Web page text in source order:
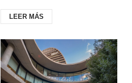
mal. Que la fotografía de...
LEER MÁS